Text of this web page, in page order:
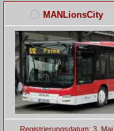
MANLionsCity
Registrierungsdatum: 3. Mai